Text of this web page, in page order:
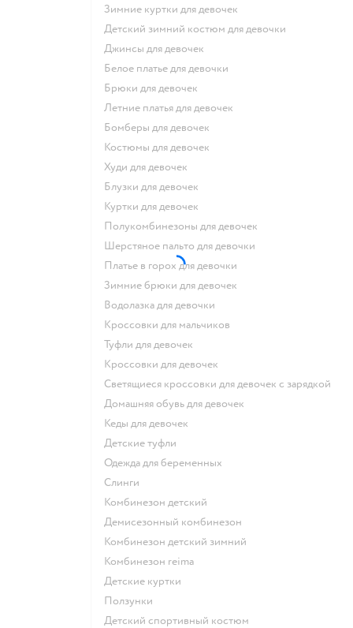
Зимние куртки для девочек
Детский зимний костюм для девочки
Джинсы для девочек
Белое платье для девочки
Брюки для девочек
Летние платья для девочек
Бомберы для девочек
Костюмы для девочек
Худи для девочек
Блузки для девочек
Куртки для девочек
Полукомбинезоны для девочек
Шерстяное пальто для девочки
Платье в горох для девочки
Зимние брюки для девочек
Водолазка для девочки
Кроссовки для мальчиков
Туфли для девочек
Кроссовки для девочек
Светящиеся кроссовки для девочек с зарядкой
Домашняя обувь для девочек
Кеды для девочек
Детские туфли
Одежда для беременных
Слинги
Комбинезон детский
Демисезонный комбинезон
Комбинезон детский зимний
Комбинезон reima
Детские куртки
Ползунки
Детский спортивный костюм